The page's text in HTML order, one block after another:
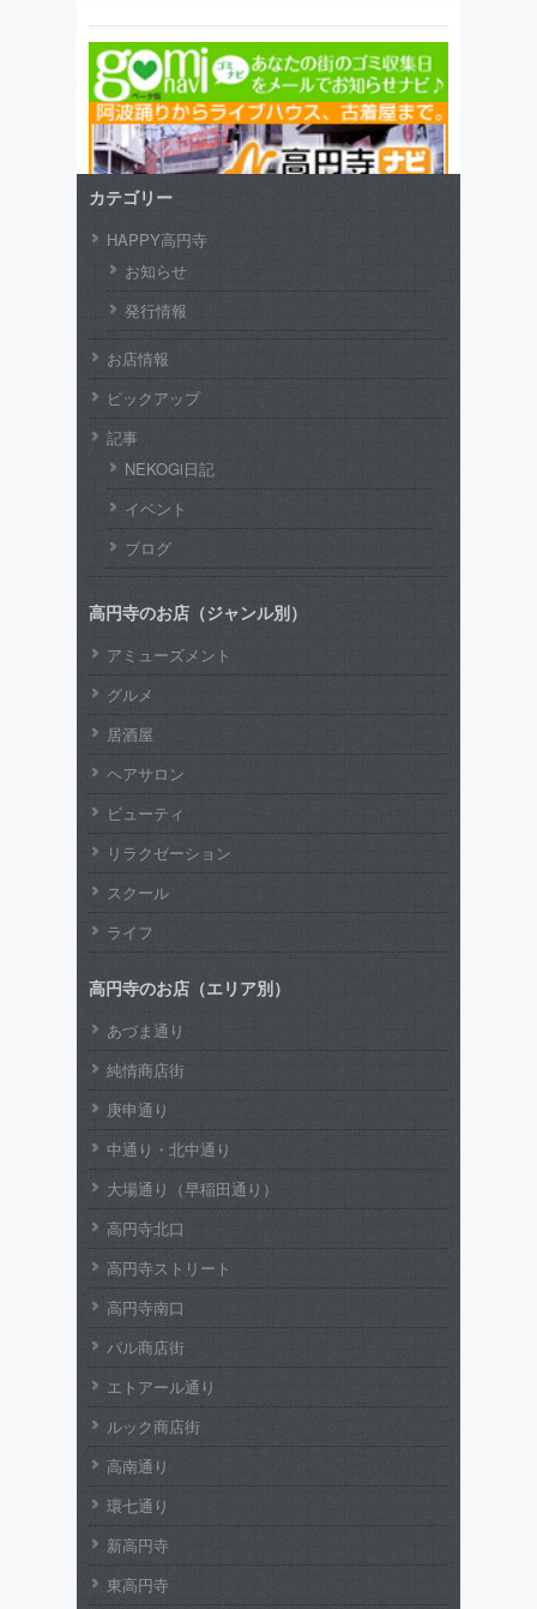
カテゴリー
HAPPY高円寺
お知らせ
発行情報
お店情報
ピックアップ
記事
NEKOGi日記
イベント
ブログ
高円寺のお店（ジャンル別）
アミューズメント
グルメ
居酒屋
ヘアサロン
ビューティ
リラクゼーション
スクール
ライフ
高円寺のお店（エリア別）
あづま通り
純情商店街
庚申通り
中通り・北中通り
大場通り（早稲田通り）
高円寺北口
高円寺ストリート
高円寺南口
パル商店街
エトアール通り
ルック商店街
高南通り
環七通り
新高円寺
東高円寺